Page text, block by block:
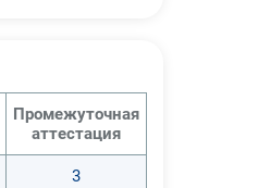
Промежуточная
аттестация
3